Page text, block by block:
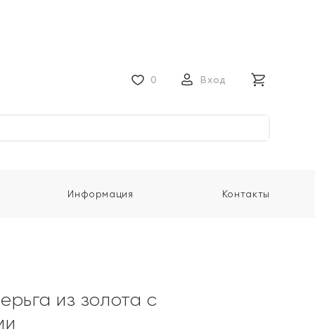
0 Вход
Информация Контакты
из золота с